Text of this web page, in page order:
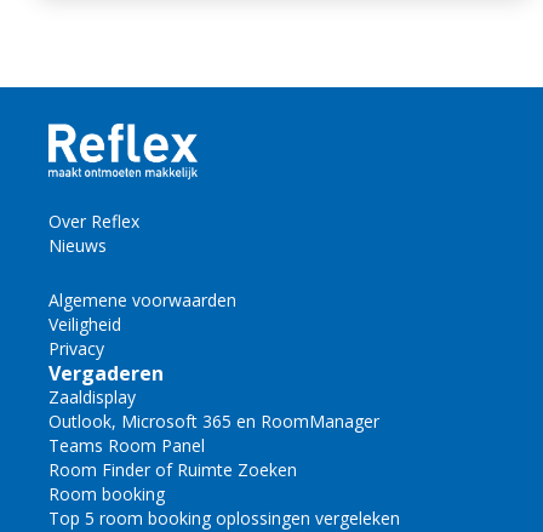
Over Reflex
Nieuws
Algemene voorwaarden
Veiligheid
Privacy
Vergaderen
Zaaldisplay
Outlook, Microsoft 365 en RoomManager
Teams Room Panel
Room Finder of Ruimte Zoeken
Room booking
Top 5 room booking oplossingen vergeleken